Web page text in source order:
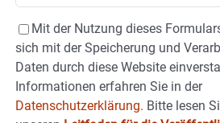
Mit der Nutzung dieses
sich mit der Speicherung und
Daten durch diese Website
Informationen erfahren Sie in der
Datenschutzerklärung. Bitte lesen